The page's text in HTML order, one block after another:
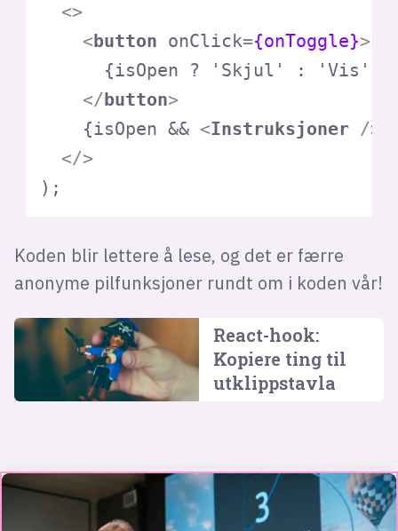
<>
<button onClick={onToggle}>
{isOpen ? 'Skjul' : 'Vis'}
</button>
    {isOpen &&
<Instruksjoner />
</>
);
Koden blir lettere å lese, og det er færre
anonyme pilfunksjoner rundt om i koden vår!
React-hook:
Kopiere ting til
utklipps­tavla